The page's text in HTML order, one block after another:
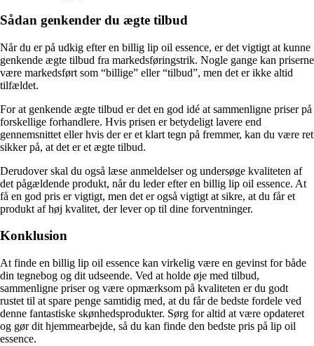
Sådan genkender du ægte tilbud
Når du er på udkig efter en billig lip oil essence, er det vigtigt at kunne
genkende ægte tilbud fra markedsføringstrik. Nogle gange kan priserne
være markedsført som “billige” eller “tilbud”, men det er ikke altid
tilfældet.
For at genkende ægte tilbud er det en god idé at sammenligne priser på
forskellige forhandlere. Hvis prisen er betydeligt lavere end
gennemsnittet eller hvis der er et klart tegn på fremmer, kan du være ret
sikker på, at det er et ægte tilbud.
Derudover skal du også læse anmeldelser og undersøge kvaliteten af
det pågældende produkt, når du leder efter en billig lip oil essence. At
få en god pris er vigtigt, men det er også vigtigt at sikre, at du får et
produkt af høj kvalitet, der lever op til dine forventninger.
Konklusion
At finde en billig lip oil essence kan virkelig være en gevinst for både
din tegnebog og dit udseende. Ved at holde øje med tilbud,
sammenligne priser og være opmærksom på kvaliteten er du godt
rustet til at spare penge samtidig med, at du får de bedste fordele ved
denne fantastiske skønhedsprodukter. Sørg for altid at være opdateret
og gør dit hjemmearbejde, så du kan finde den bedste pris på lip oil
essence.